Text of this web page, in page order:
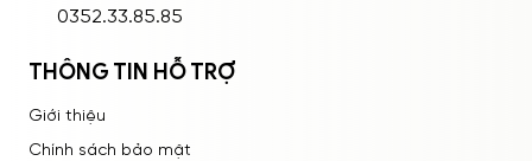
0352.33.85.85
THÔNG TIN HỖ TRỢ
Giới thiệu
Chính sách bảo mật